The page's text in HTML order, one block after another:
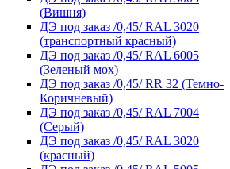
(Вишня)
ДЭ под заказ /0,45/ RAL 3020
(транспортный красный)
ДЭ под заказ /0,45/ RAL 6005
(Зеленый мох)
ДЭ под заказ /0,45/ RR 32 (Темно-
Коричневый)
ДЭ под заказ /0,45/ RAL 7004
(Серый)
ДЭ под заказ /0,45/ RAL 3020
(красный)